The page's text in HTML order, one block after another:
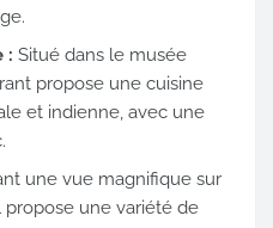
: Situé dans le musée
propose une cuisine
et indienne, avec une
une vue magnifique sur
une variété de